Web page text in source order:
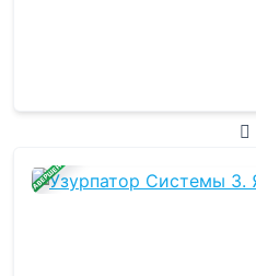
ЗАВЕРШЕНА